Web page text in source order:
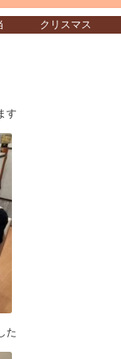
クリスマス
す
た